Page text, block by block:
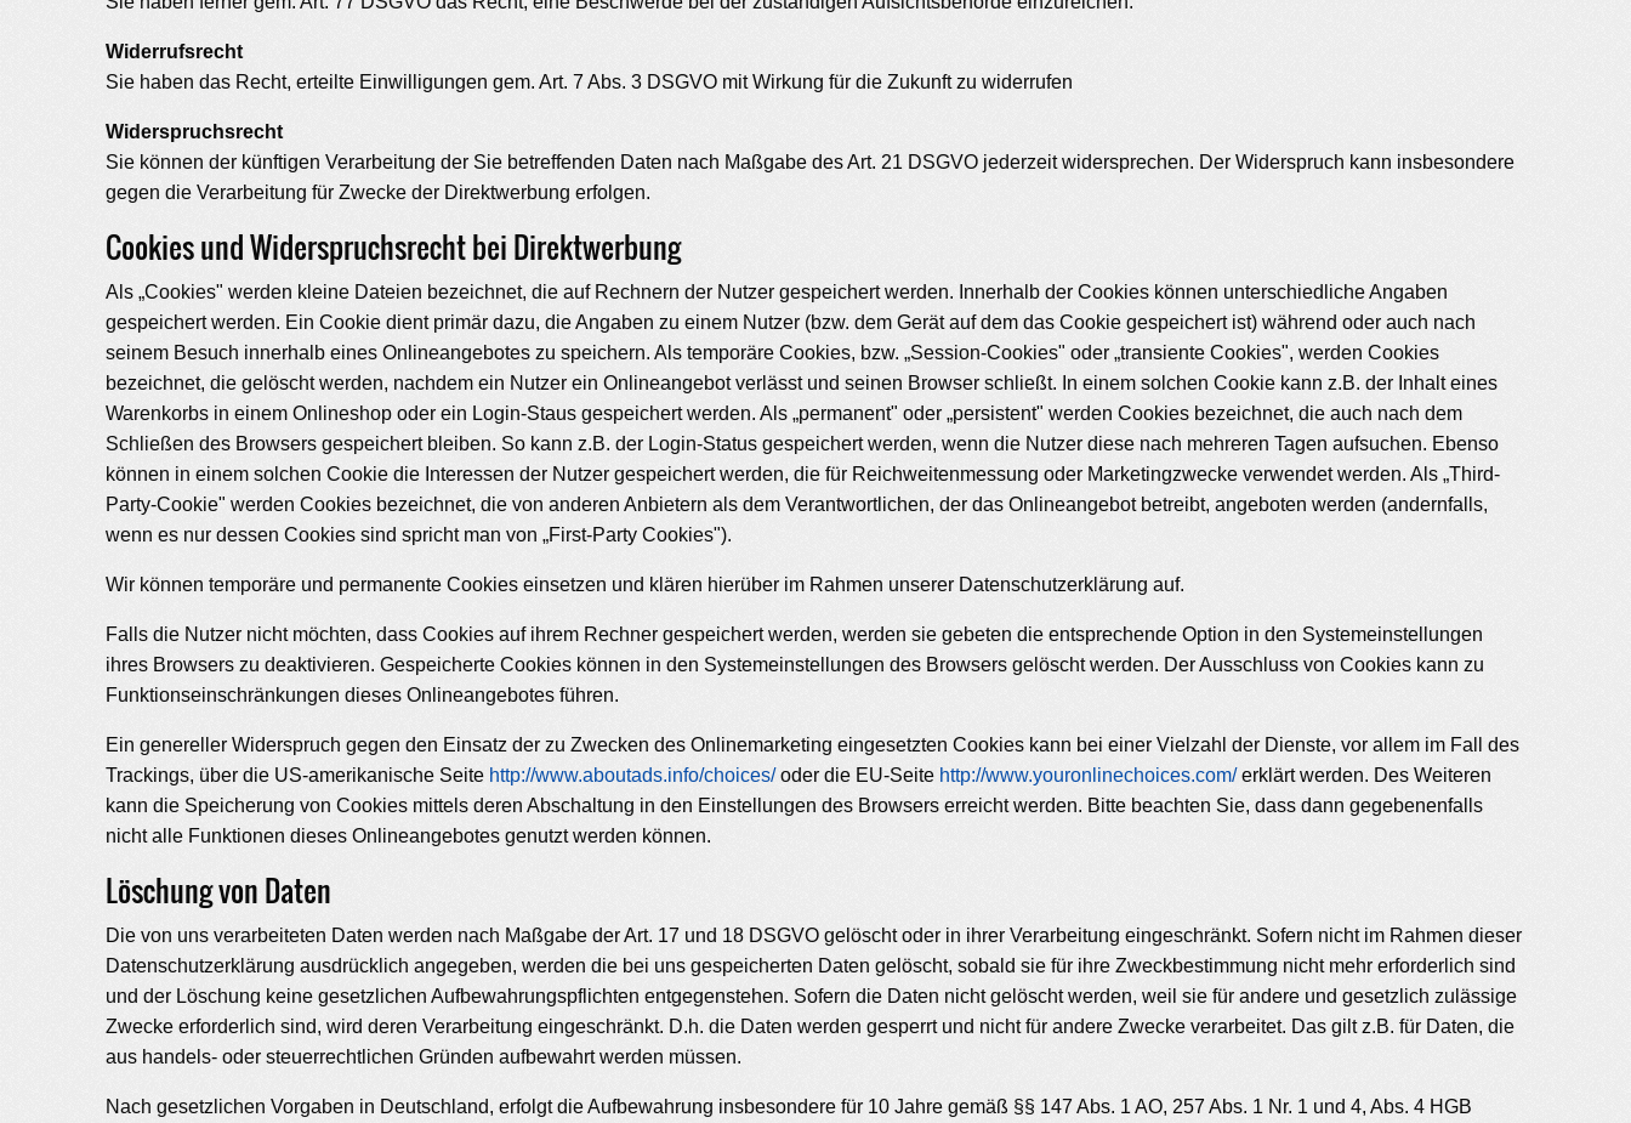
Widerrufsrecht
Sie haben das Recht, erteilte Einwilligungen gem. Art. 7 Abs. 3 DSGVO mit Wirkung für die Zukunft zu widerrufen
Widerspruchsrecht
Sie können der künftigen Verarbeitung der Sie betreffenden Daten nach Maßgabe des Art. 21 DSGVO jederzeit widersprechen. Der Widerspruch kann insbesondere
gegen die Verarbeitung für Zwecke der Direktwerbung erfolgen.
Cookies und Widerspruchsrecht bei Direktwerbung
Als „Cookies" werden kleine Dateien bezeichnet, die auf Rechnern der Nutzer gespeichert werden. Innerhalb der Cookies können unterschiedliche Angaben
gespeichert werden. Ein Cookie dient primär dazu, die Angaben zu einem Nutzer (bzw. dem Gerät auf dem das Cookie gespeichert ist) während oder auch nach
seinem Besuch innerhalb eines Onlineangebotes zu speichern. Als temporäre Cookies, bzw. „Session-Cookies" oder „transiente Cookies", werden Cookies
bezeichnet, die gelöscht werden, nachdem ein Nutzer ein Onlineangebot verlässt und seinen Browser schließt. In einem solchen Cookie kann z.B. der Inhalt eines
Warenkorbs in einem Onlineshop oder ein Login-Staus gespeichert werden. Als „permanent" oder „persistent" werden Cookies bezeichnet, die auch nach dem
Schließen des Browsers gespeichert bleiben. So kann z.B. der Login-Status gespeichert werden, wenn die Nutzer diese nach mehreren Tagen aufsuchen. Ebenso
können in einem solchen Cookie die Interessen der Nutzer gespeichert werden, die für Reichweitenmessung oder Marketingzwecke verwendet werden. Als „Third-
Party-Cookie" werden Cookies bezeichnet, die von anderen Anbietern als dem Verantwortlichen, der das Onlineangebot betreibt, angeboten werden (andernfalls,
wenn es nur dessen Cookies sind spricht man von „First-Party Cookies").
Wir können temporäre und permanente Cookies einsetzen und klären hierüber im Rahmen unserer Datenschutzerklärung auf.
Falls die Nutzer nicht möchten, dass Cookies auf ihrem Rechner gespeichert werden, werden sie gebeten die entsprechende Option in den Systemeinstellungen
ihres Browsers zu deaktivieren. Gespeicherte Cookies können in den Systemeinstellungen des Browsers gelöscht werden. Der Ausschluss von Cookies kann zu
Funktionseinschränkungen dieses Onlineangebotes führen.
Ein genereller Widerspruch gegen den Einsatz der zu Zwecken des Onlinemarketing eingesetzten Cookies kann bei einer Vielzahl der Dienste, vor allem im Fall des
Trackings, über die US-amerikanische Seite http://www.aboutads.info/choices/oder die EU-Seite http://www.youronlinechoices.com/erklärt werden. Des Weiteren
kann die Speicherung von Cookies mittels deren Abschaltung in den Einstellungen des Browsers erreicht werden. Bitte beachten Sie, dass dann gegebenenfalls
nicht alle Funktionen dieses Onlineangebotes genutzt werden können.
Löschung von Daten
Die von uns verarbeiteten Daten werden nach Maßgabe der Art. 17 und 18 DSGVO gelöscht oder in ihrer Verarbeitung eingeschränkt. Sofern nicht im Rahmen dieser
Datenschutzerklärung ausdrücklich angegeben, werden die bei uns gespeicherten Daten gelöscht, sobald sie für ihre Zweckbestimmung nicht mehr erforderlich sind
und der Löschung keine gesetzlichen Aufbewahrungspflichten entgegenstehen. Sofern die Daten nicht gelöscht werden, weil sie für andere und gesetzlich zulässige
Zwecke erforderlich sind, wird deren Verarbeitung eingeschränkt. D.h. die Daten werden gesperrt und nicht für andere Zwecke verarbeitet. Das gilt z.B. für Daten, die
aus handels- oder steuerrechtlichen Gründen aufbewahrt werden müssen.
Nach gesetzlichen Vorgaben in Deutschland, erfolgt die Aufbewahrung insbesondere für 10 Jahre gemäß §§ 147 Abs. 1 AO, 257 Abs. 1 Nr. 1 und 4, Abs. 4 HGB